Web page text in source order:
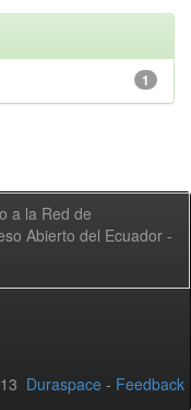
1
a la Red de
Abierto del Ecuador -
Duraspace - Feedback